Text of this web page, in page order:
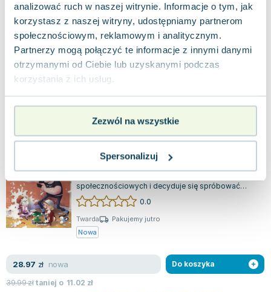
analizować ruch w naszej witrynie. Informacje o tym, jak
korzystasz z naszej witryny, udostępniamy partnerom
społecznościowym, reklamowym i analitycznym.
Partnerzy mogą połączyć te informacje z innymi danymi
otrzymanymi od Ciebie lub uzyskanymi podczas
korzystania z ich usług.
Zezwól na wszystkie
Spersonalizuj
Edek, trochę znużony rutyną przedszkolnego dnia,
decyduje się na powrót do domu na własną rękę. W
trakcie tej przygody musi zmierz...
Twarda
Pakujemy jutro
Nowa
25.34zł nowa Do koszyka
Tata Oli zostaje jutuberem
Dwukropek | Thomas Brunstrøm
społecznościowych i decyduje się spróbować
swoich sił jako youtuber. W pogoni za sławą anga...
0.0
Twarda
Pakujemy jutro
Nowa
28.97 zł nowa
39.99złtaniej o 11.02 zł
Do koszyka